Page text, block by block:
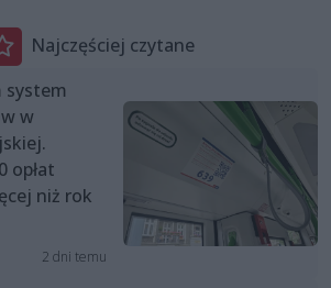
Najczęściej czytane
system
w
opłat
niż rok
2 dni temu